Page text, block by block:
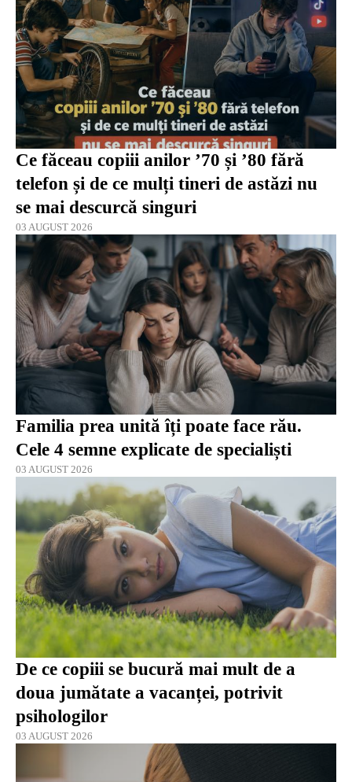
Ce făceau copiii anilor ’70 și ’80 fără
telefon și de ce mulți tineri de astăzi nu
se mai descurcă singuri
03 AUGUST 2026
Familia prea unită îți poate face rău.
Cele 4 semne explicate de specialiști
03 AUGUST 2026
De ce copiii se bucură mai mult de a
doua jumătate a vacanței, potrivit
psihologilor
03 AUGUST 2026